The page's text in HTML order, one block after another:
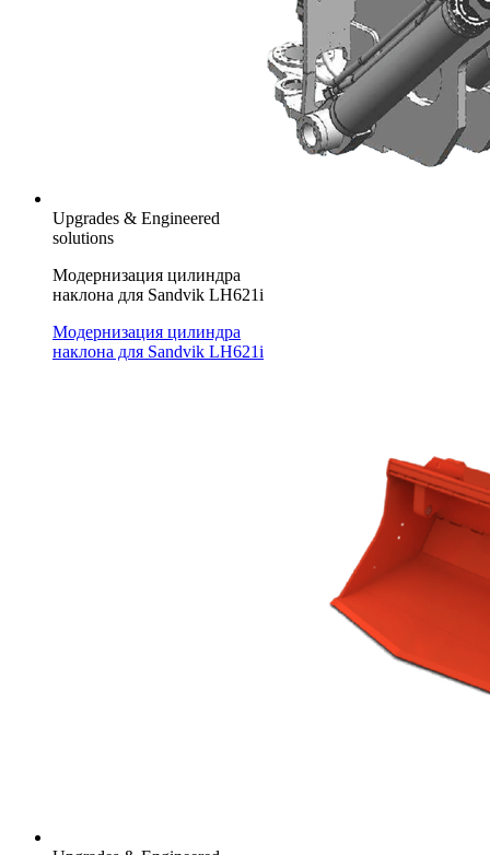
Upgrades & Engineered
solutions
Модернизация цилиндра
наклона для Sandvik LH621i
Модернизация цилиндра
наклона для Sandvik LH621i